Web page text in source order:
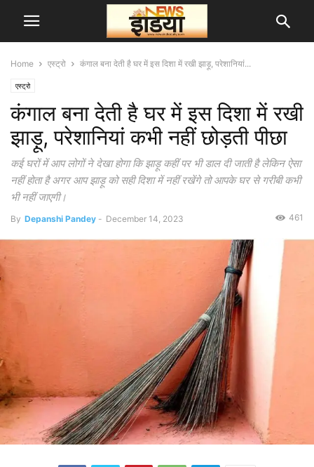
Home एस्ट्रो कंगाल बना देती है घर में इस दिशा में रखी झाड़ू, परेशानियां...
एस्ट्रो
कंगाल बना देती है घर में इस दिशा में रखी
झाड़ू, परेशानियां कभी नहीं छोड़ती पीछा
कई घरों में आप लोगों ने देखा होगा कि झाड़ू कहीं पर भी डाल दी जाती है लेकिन ऐसा
नहीं होता है अगर आप झाड़ू को सही दिशा में नहीं रखेंगे तो आपके घर से गरीबी कभी
भी नहीं जाएगी।
By Depanshi Pandey - December 14, 2023 461